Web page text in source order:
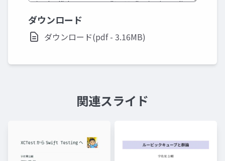
ダウンロード
ダウンロード(pdf - 3.16MB)
関連スライド